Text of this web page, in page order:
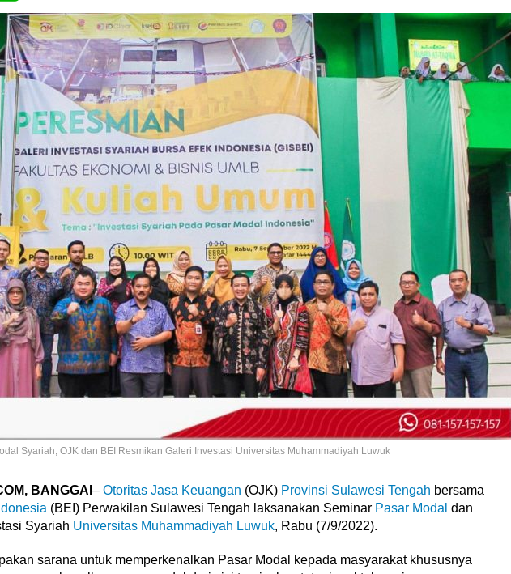
Syariah, OJK dan BEI Resmikan Galeri Investasi Universitas Muhammadiyah Luwuk
BANGGAI – Otoritas Jasa Keuangan (OJK) Provinsi Sulawesi Tengah bersama
(BEI) Perwakilan Sulawesi Tengah laksanakan Seminar Pasar Modal dan
Syariah Universitas Muhammadiyah Luwuk, Rabu (7/9/2022).
sarana untuk memperkenalkan Pasar Modal kepada masyarakat khususnya